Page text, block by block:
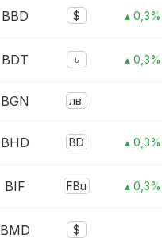
BBD $ ▴ 0,3%
BDT ৳ ▴ 0,3%
BGN лв.
BHD BD ▴ 0,3%
BIF FBu ▴ 0,3%
BMD $